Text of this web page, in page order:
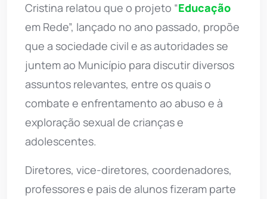
Cristina relatou que o projeto “Educação
em Rede”, lançado no ano passado, propõe
que a sociedade civil e as autoridades se
juntem ao Município para discutir diversos
assuntos relevantes, entre os quais o
combate e enfrentamento ao abuso e à
exploração sexual de crianças e
adolescentes.
Diretores, vice-diretores, coordenadores,
professores e pais de alunos fizeram parte